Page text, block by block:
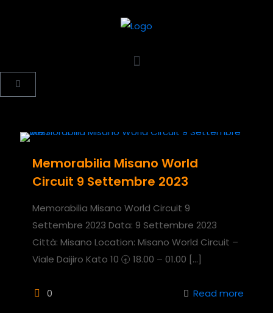
Memorabilia Misano World
Circuit 9 Settembre 2023
Memorabilia Misano World Circuit 9
Settembre 2023 Data: 9 Settembre 2023
Città: Misano Location: Misano World Circuit –
Viale Daijiro Kato 10 🕣 18.00 – 01.00 […]
0 Read more